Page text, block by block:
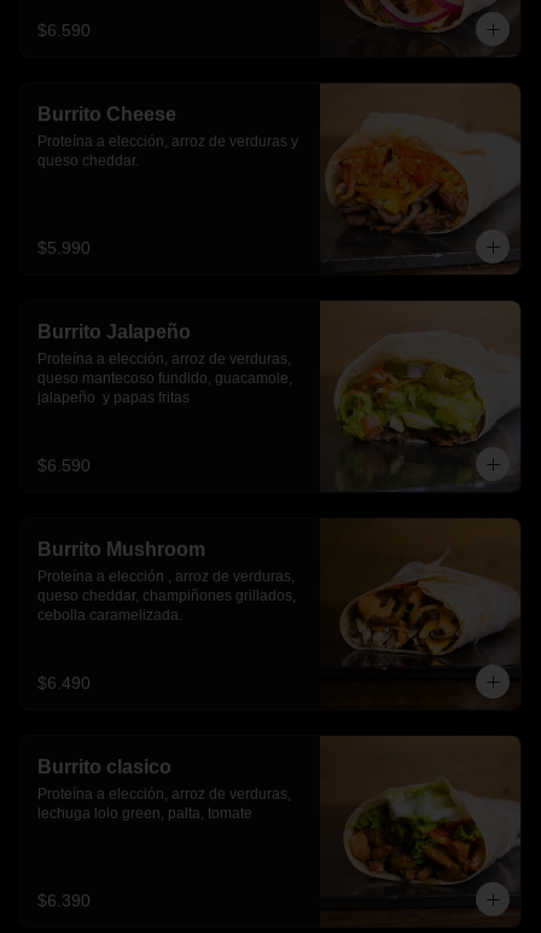
$6.590
Burrito Cheese
Proteína a elección, arroz de verduras y
queso cheddar.
$5.990
Burrito Jalapeño
Proteína a elección, arroz de verduras,
queso mantecoso fundido, guacamole,
jalapeño  y papas fritas
$6.590
Burrito Mushroom
Proteína a elección , arroz de verduras,
queso cheddar, champiñones grillados,
cebolla caramelizada.
$6.490
Burrito clasico
Proteína a elección, arroz de verduras,
lechuga lolo green, palta, tomate
$6.390